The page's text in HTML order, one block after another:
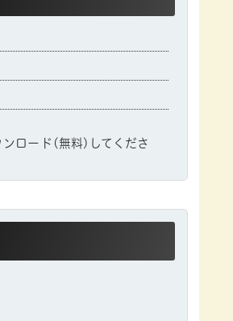
ンロード(無料)してくださ